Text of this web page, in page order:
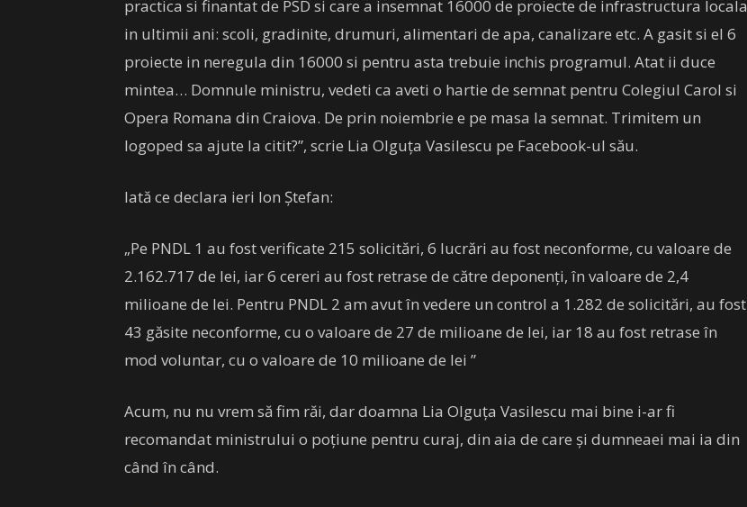
practica si finantat de PSD si care a insemnat 16000 de proiecte de infrastructura locala
in ultimii ani: scoli, gradinite, drumuri, alimentari de apa, canalizare etc. A gasit si el 6
proiecte in neregula din 16000 si pentru asta trebuie inchis programul. Atat ii duce
mintea… Domnule ministru, vedeti ca aveti o hartie de semnat pentru Colegiul Carol si
Opera Romana din Craiova. De prin noiembrie e pe masa la semnat. Trimitem un
logoped sa ajute la citit?”, scrie Lia Olguţa Vasilescu pe Facebook-ul său.
Iată ce declara ieri Ion Ștefan:
„Pe PNDL 1 au fost verificate 215 solicitări, 6 lucrări au fost neconforme, cu valoare de
2.162.717 de lei, iar 6 cereri au fost retrase de către deponenţi, în valoare de 2,4
milioane de lei. Pentru PNDL 2 am avut în vedere un control a 1.282 de solicitări, au fost
43 găsite neconforme, cu o valoare de 27 de milioane de lei, iar 18 au fost retrase în
mod voluntar, cu o valoare de 10 milioane de lei ”
Acum, nu nu vrem să fim răi, dar doamna Lia Olguța Vasilescu mai bine i-ar fi
recomandat ministrului o poțiune pentru curaj, din aia de care și dumneaei mai ia din
când în când.